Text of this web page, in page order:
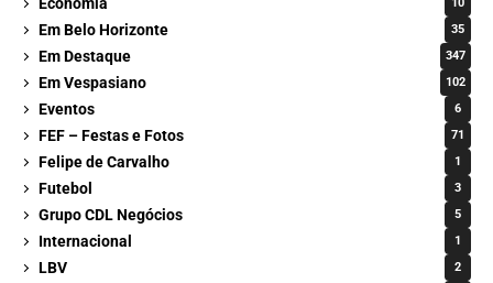
Em Belo Horizonte 35
Em Destaque 347
Em Vespasiano 102
Eventos 6
FEF – Festas e Fotos 71
Felipe de Carvalho 1
Futebol 3
Grupo CDL Negócios 5
Internacional 1
LBV 2